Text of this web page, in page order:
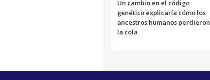
Un cambio en el código
genético explicaría cómo los
ancestros humanos perdieron
la cola